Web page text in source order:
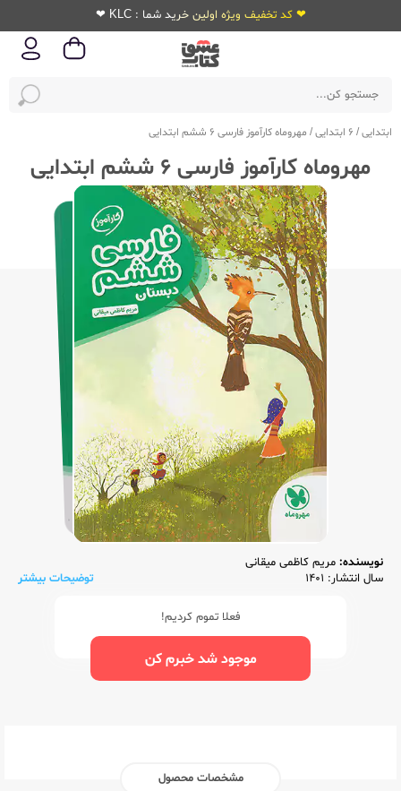
❤ کد تخفیف ویژه اولین خرید شما : KLC ❤
ابتدایی/ 6 ابتدایی / مهروماه کارآموز فارسی 6 ششم ابتدایی
مهروماه کارآموز فارسی 6 ششم ابتدایی
نویسنده: مریم کاظمی میقانی
سال انتشار: 1401
توضیحات بیشتر
فعلا تموم کردیم!
موجود شد خبرم کن
مشخصات محصول